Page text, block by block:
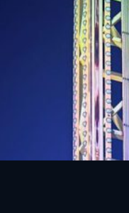
nel